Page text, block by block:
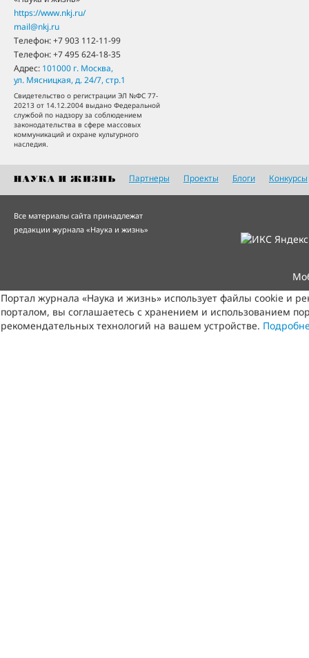
https://www.nkj.ru/
mail@nkj.ru
Телефон:+7 903 112-11-99
Телефон:+7 495 624-18-35
Адрес: 101000 г. Москва,
ул. Мясницкая, д. 24/7, стр.1
Свидетельство о регистрации ЭЛ №ФС 77-
20213 от 14.12.2004 выдано Федеральной
службой по надзору за соблюдением
законодательства в сфере массовых
коммуникаций и охране культурного
наследия.
Партнеры Проекты Блоги Конкурсы
Все материалы сайта принадлежат
редакции журнала «Наука и жизнь»
Портал журнала «Наука и жизнь» использует файлы cookie и
порталом, вы соглашаетесь с хранением и использованием
рекомендательных технологий на вашем устройстве.